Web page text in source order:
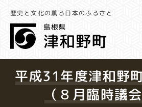
歴史と文化の薫る日本のふるさと
平成31年度津和野
（８月臨時議